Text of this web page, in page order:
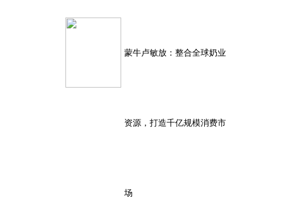
蒙牛卢敏放：整合全球奶业
资源，打造千亿规模消费市
场